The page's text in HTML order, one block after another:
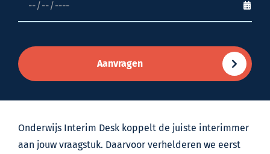
Aanvragen
Onderwijs Interim Desk koppelt de juiste interimmer
aan jouw vraagstuk. Daarvoor verhelderen we eerst